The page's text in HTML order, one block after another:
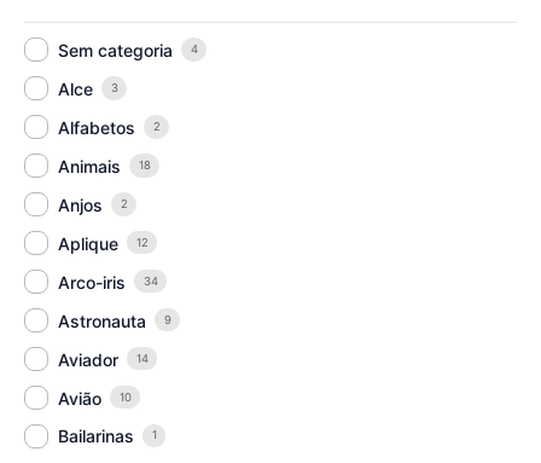
Sem categoria 4
Alce 3
Alfabetos 2
Animais 18
Anjos 2
Aplique 12
Arco-iris 34
Astronauta 9
Aviador 14
Avião 10
Bailarinas 1